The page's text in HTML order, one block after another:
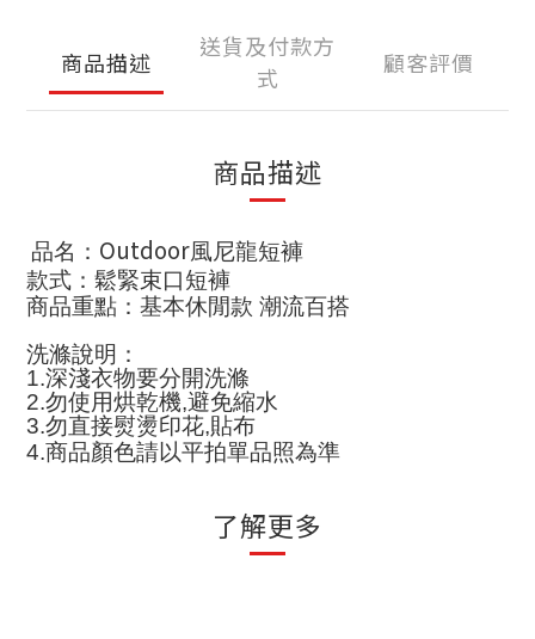
商品描述
送貨及付款方
式
顧客評價
商品描述
品名： Outdoor風尼龍短褲
款式：鬆緊束口短褲
商品重點：基本休閒款 潮流百搭
洗滌說明 ：
1.深淺衣物要分開洗滌
2.勿使用烘乾機,避免縮水
3.勿直接熨燙印花,貼布
4.商品顏色請以平拍單品照為準
了解更多